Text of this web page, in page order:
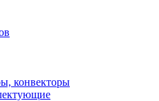
конвекторы